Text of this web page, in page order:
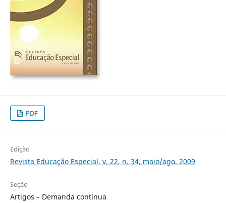
PDF
Edição
Revista Educação Especial, v. 22, n. 34, maio/ago. 2009
Seção
Artigos – Demanda contínua